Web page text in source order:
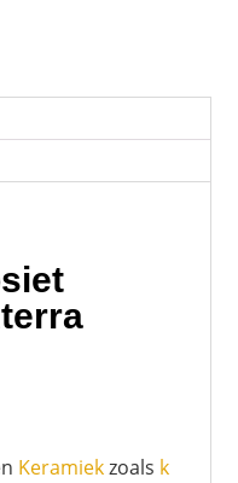
Keramiekzoals k